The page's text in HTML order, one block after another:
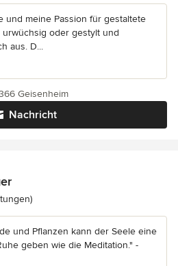
und meine Passion für gestaltete
oder gestylt und
aus. D...
Nachricht
Geisenheim
5 von 5 Sternen
und Pflanzen kann der Seele eine
geben wie die Meditation." -